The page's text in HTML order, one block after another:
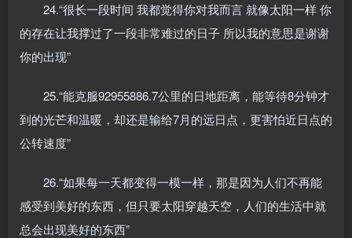
24.“很长一段时间 我都觉得你对我而言 就像太阳一样 你
的存在让我撑过了一段非常难过的日子 所以我的意思是谢谢
你的出现”
25.“能克服92955886.7公里的日地距离，能等待8分钟才
到的光芒和温暖，却还是输给7月的远日点，更害怕近日点的
公转速度”
26.“如果每一天都变得一模一样，那是因为人们不再能
感受到美好的东西，但只要太阳穿越天空，人们的生活中就
总会出现美好的东西”